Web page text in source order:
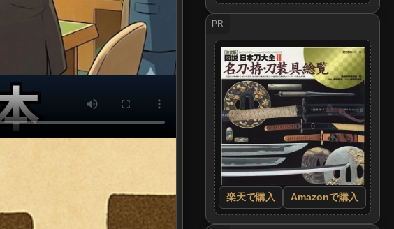
PR
楽天で購入 Amazonで購入